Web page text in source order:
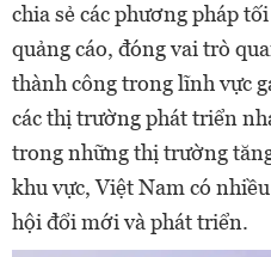
chia sẻ các phương pháp
quảng cáo, đóng vai trò
thành công trong lĩnh vực
các thị trường phát triển
trong những thị trường
khu vực, Việt Nam có
hội đổi mới và phát triển.